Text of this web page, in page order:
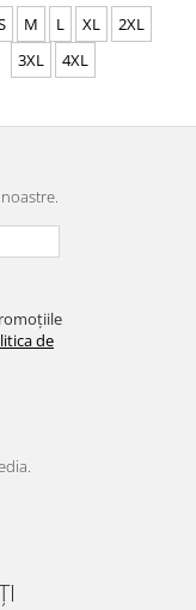
M L XL
2XL
3XL
4XL
de